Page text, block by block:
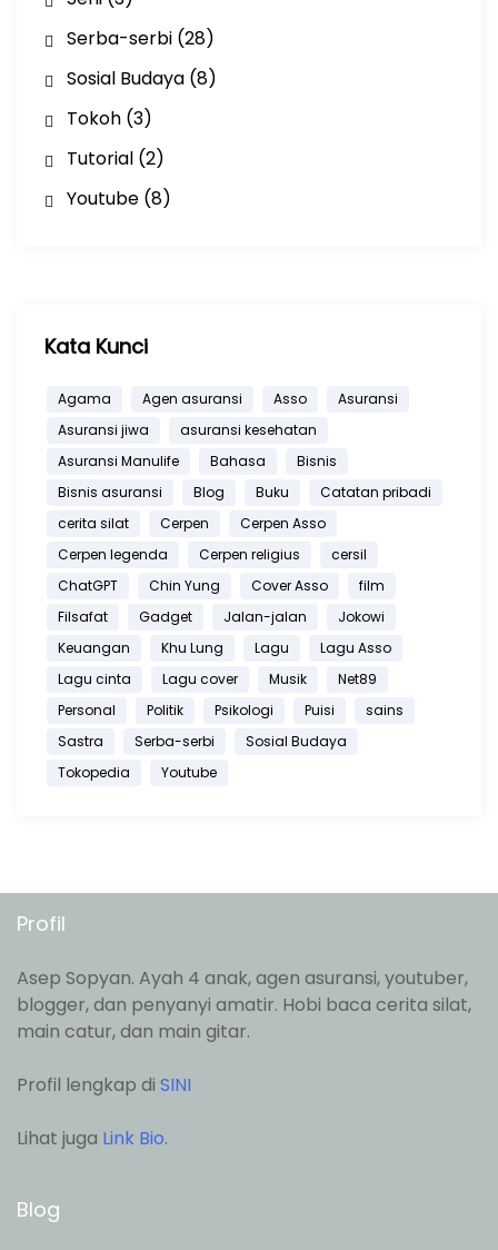
Serba-serbi(28)
Sosial Budaya(8)
Tokoh(3)
Tutorial(2)
Youtube(8)
Kata Kunci
Agama Agen asuransi Asso
Asuransi
Asuransi jiwa
asuransi kesehatan
Asuransi Manulife
Bahasa
Bisnis
Bisnis asuransi
Blog Buku
Catatan pribadi
cerita silat
Cerpen
Cerpen Asso
Cerpen legenda
Cerpen religius
cersil
ChatGPT
Chin Yung Cover Asso
film
Filsafat
Gadget Jalan-jalan
Jokowi
Keuangan
Khu Lung Lagu
Lagu Asso
Lagu cinta
Lagu cover Musik
Net89
Personal
Politik Psikologi Puisi
sains
Sastra
Serba-serbi
Sosial Budaya
Tokopedia
Youtube
Profil
Asep Sopyan. Ayah 4 anak, agen asuransi, youtuber,
blogger, dan penyanyi amatir. Hobi baca cerita silat,
main catur, dan main gitar.
Profil lengkap di SINI
Lihat juga Link Bio.
Blog